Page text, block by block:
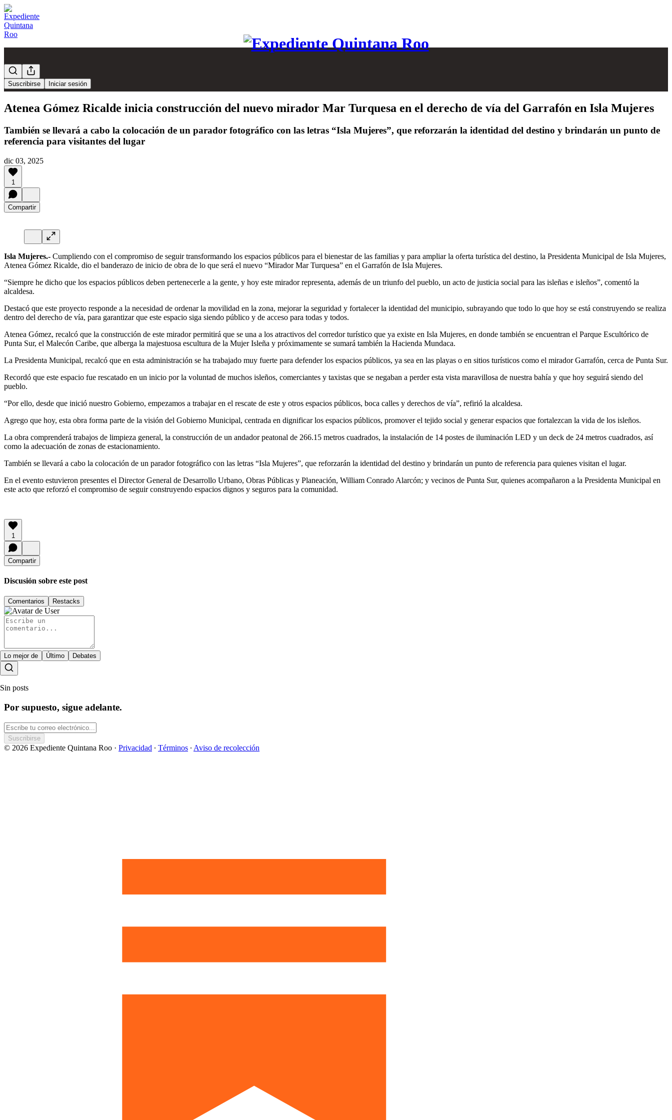
Suscribirse Iniciar sesión
Atenea Gómez Ricalde inicia construcción del nuevo mirador Mar Turquesa en el derecho de vía del Garrafón en Isla Mujeres
También se llevará a cabo la colocación de un parador fotográfico con las letras “Isla Mujeres”, que reforzarán la identidad del destino y brindarán un punto de
referencia para visitantes del lugar
dic 03, 2025
1
Compartir
Isla Mujeres.- Cumpliendo con el compromiso de seguir transformando los espacios públicos para el bienestar de las familias y para ampliar la oferta turística del destino, la Presidenta Municipal de Isla Mujeres,
Atenea Gómez Ricalde, dio el banderazo de inicio de obra de lo que será el nuevo “Mirador Mar Turquesa” en el Garrafón de Isla Mujeres.
“Siempre he dicho que los espacios públicos deben pertenecerle a la gente, y hoy este mirador representa, además de un triunfo del pueblo, un acto de justicia social para las isleñas e isleños”, comentó la
alcaldesa.
Destacó que este proyecto responde a la necesidad de ordenar la movilidad en la zona, mejorar la seguridad y fortalecer la identidad del municipio, subrayando que todo lo que hoy se está construyendo se realiza
dentro del derecho de vía, para garantizar que este espacio siga siendo público y de acceso para todas y todos.
Atenea Gómez, recalcó que la construcción de este mirador permitirá que se una a los atractivos del corredor turístico que ya existe en Isla Mujeres, en donde también se encuentran el Parque Escultórico de
Punta Sur, el Malecón Caribe, que alberga la majestuosa escultura de la Mujer Isleña y próximamente se sumará también la Hacienda Mundaca.
La Presidenta Municipal, recalcó que en esta administración se ha trabajado muy fuerte para defender los espacios públicos, ya sea en las playas o en sitios turísticos como el mirador Garrafón, cerca de Punta Sur.
Recordó que este espacio fue rescatado en un inicio por la voluntad de muchos isleños, comerciantes y taxistas que se negaban a perder esta vista maravillosa de nuestra bahía y que hoy seguirá siendo del
pueblo.
“Por ello, desde que inició nuestro Gobierno, empezamos a trabajar en el rescate de este y otros espacios públicos, boca calles y derechos de vía”, refirió la alcaldesa.
Agrego que hoy, esta obra forma parte de la visión del Gobierno Municipal, centrada en dignificar los espacios públicos, promover el tejido social y generar espacios que fortalezcan la vida de los isleños.
La obra comprenderá trabajos de limpieza general, la construcción de un andador peatonal de 266.15 metros cuadrados, la instalación de 14 postes de iluminación LED y un deck de 24 metros cuadrados, así
como la adecuación de zonas de estacionamiento.
También se llevará a cabo la colocación de un parador fotográfico con las letras “Isla Mujeres”, que reforzarán la identidad del destino y brindarán un punto de referencia para quienes visitan el lugar.
En el evento estuvieron presentes el Director General de Desarrollo Urbano, Obras Públicas y Planeación, William Conrado Alarcón; y vecinos de Punta Sur, quienes acompañaron a la Presidenta Municipal en
este acto que reforzó el compromiso de seguir construyendo espacios dignos y seguros para la comunidad.
1
Compartir
Discusión sobre este post
Comentarios Restacks
Lo mejor de Último Debates
Sin posts
Por supuesto, sigue adelante.
Suscribirse
© 2026 Expediente Quintana Roo · Privacidad ∙ Términos ∙ Aviso de recolección